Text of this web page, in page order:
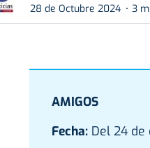
28 de Octubre 2024
3
AMIGOS
Fecha:Del 24 de